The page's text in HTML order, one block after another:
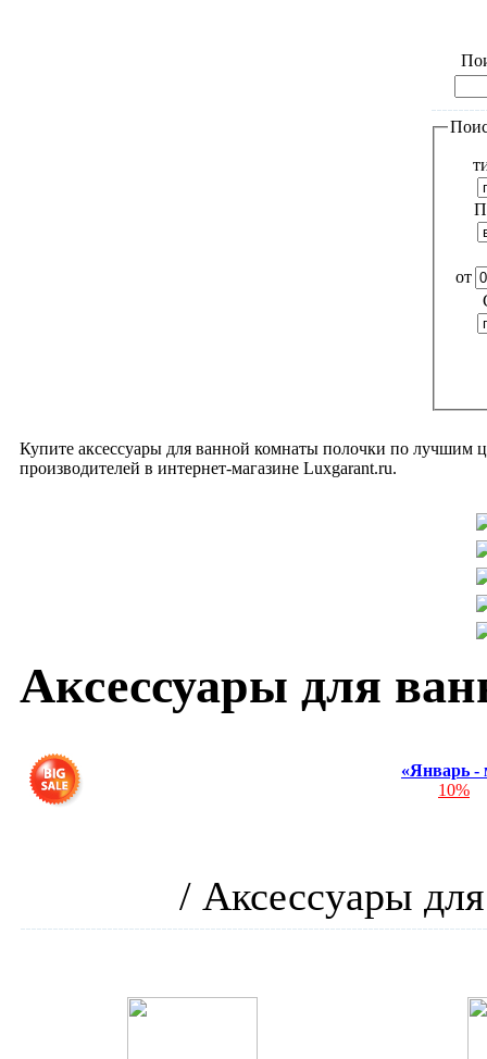
от
Купите аксессуары для ванной комнаты полочки по лучшим
производителей в интернет-магазине Luxgarant.ru.
Аксессуары для
«Январь -
10%
/ Аксессуары